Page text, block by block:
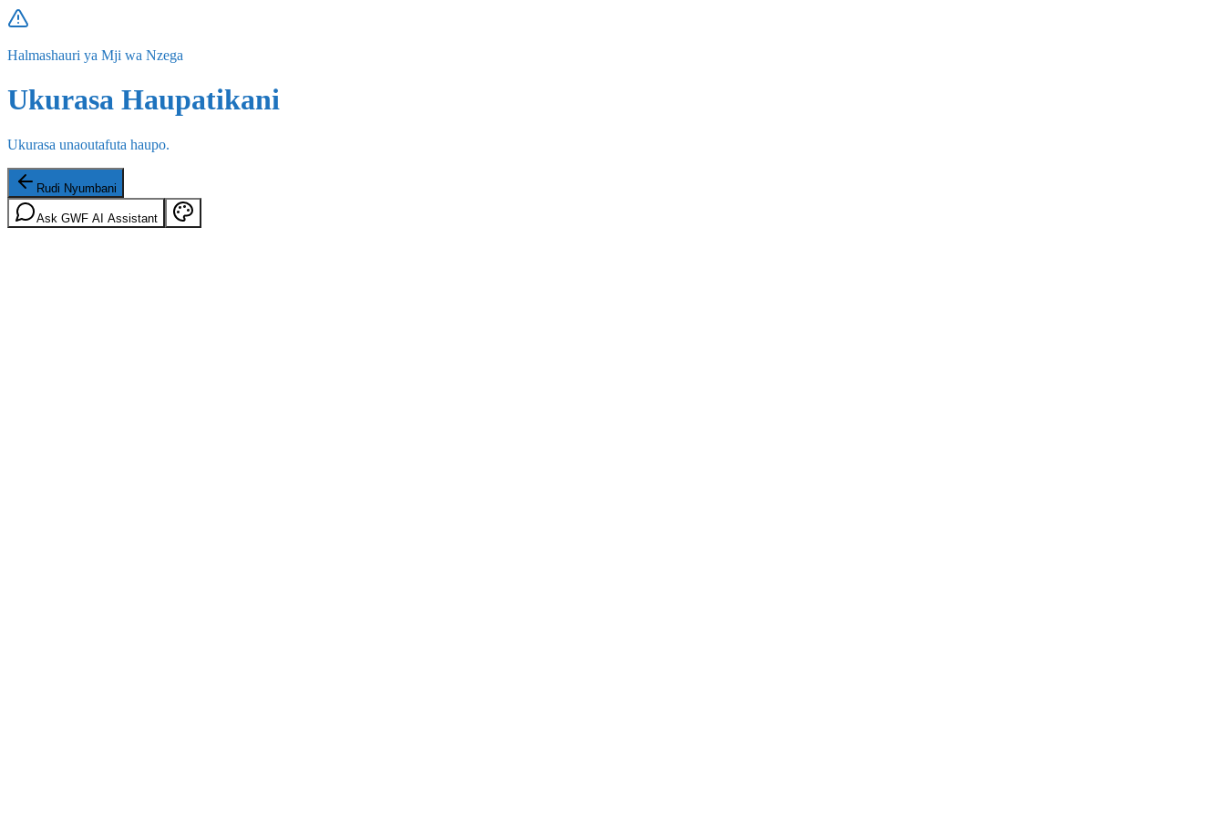
Halmashauri ya Mji wa Nzega
Ukurasa Haupatikani
Ukurasa unaoutafuta haupo.
Rudi Nyumbani
Ask GWF AI Assistant